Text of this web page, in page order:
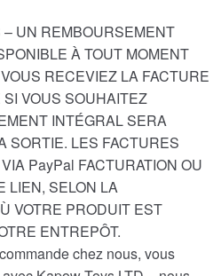
UN REMBOURSEMENT
À TOUT MOMENT
RECEVIEZ LA FACTURE
VOUS SOUHAITEZ
INTÉGRAL SERA
SORTIE. LES FACTURES
PayPal FACTURATION OU
LIEN, SELON LA
VOTRE PRODUIT EST
ENTREPÔT.
chez nous, vous